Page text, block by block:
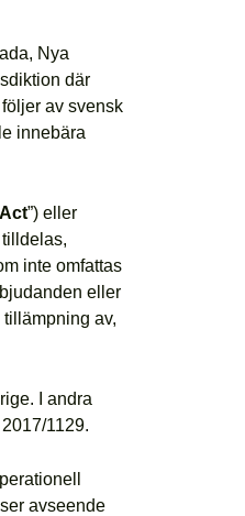
Nya
där
av svensk
innebära
”) eller
inte omfattas
eller
av,
I andra
1129.
avseende